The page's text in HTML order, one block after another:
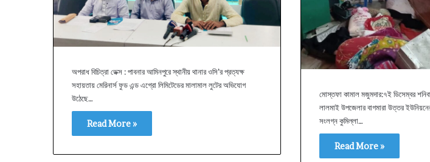
অপরাধ বিচিত্রা ডেক্স : পাবনার আমিনপুরে স্থানীয় থানার ওসি’র প্রত্যক্ষ
সহায়তায় মেরিনার্স ফুড এন্ড এগ্রো লিমিটেডের মালামাল লুটের অভিযোগ
উঠেছে…
Read More »
মোস্তফা কামাল মজুমদার:৭ই ডিসেম্বর
লালমাই উপজেলার বাগমারা উত্তর
সংলগ্ন কুমিল্লা…
Read More »